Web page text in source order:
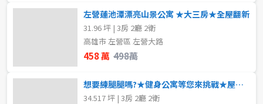
左營蓮池潭漂亮山景公寓 ★大三房★全屋翻新
31.96 坪 | 3房 2廳 2衛
高雄市 左營區 左營大路
458 萬 498萬
想要練腿腿嗎?★健身公寓等您來挑戰★屋況佳格局好
34.517 坪 | 3房 2廳 2衛